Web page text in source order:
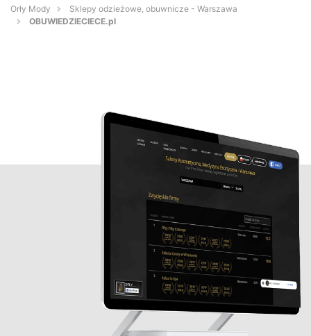
Orły Mody
Sklepy odzieżowe, obuwnicze - Warszawa
OBUWIEDZIECIECE.pl